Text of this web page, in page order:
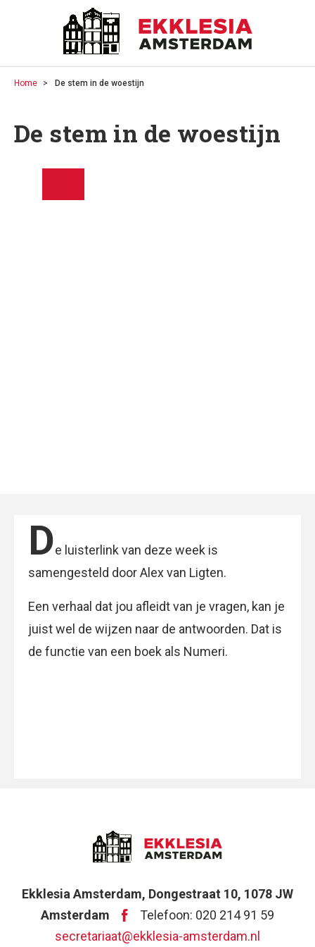
Home De stem in de woestijn
De stem in de woestijn
De luisterlink van deze week is
samengesteld door Alex van Ligten.
Een verhaal dat jou afleidt van je vragen, kan je
juist wel de wijzen naar de antwoorden. Dat is
de functie van een boek als Numeri.
Ekklesia Amsterdam, Dongestraat 10, 1078 JW
Amsterdam
Telefoon: 020 214 91 59
secretariaat@ekklesia-amsterdam.nl